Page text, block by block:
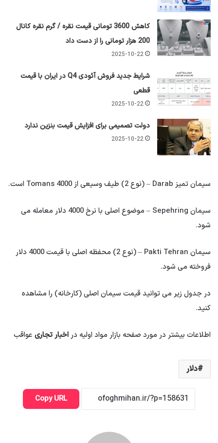
کاهش 3600 تومانی قیمت نقره / گرم نقره کانال
200 هزار تومانی را از دست داد
2025-10-22
شرایط جدید فروش آئودی Q4 در ایران با قیمت
قطعی
2025-10-22
دولت تصمیمی برای افزایش قیمت بنزین ندارد
2025-10-22
سیمان تمیز Darab – (نوع 2) طیف وسیعی از 4000 Tomans است.
سیمان Sepehring – موضوع اصلی با نرخ 4000 دلار معامله می
شود.
سیمان Pakti Tehran – (نوع 2) محفظه اصلی با قیمت 4000 دلار
فروخته می شود.
در جدول زیر می توانید قیمت سیمان اصلی (کارخانه) را مشاهده
کنید.
اطلاعات بیشتر در مورد صفحه بازار مواد اولیه دراخبار تجاری عواقب
دلار
Copy URL